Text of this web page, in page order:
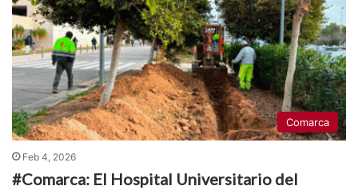
Comarca
Feb 4, 2026
#Comarca: El Hospital Universitario del